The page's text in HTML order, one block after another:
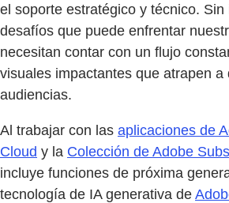
el soporte estratégico y técnico. Sin
desafíos que puede enfrentar
necesitan contar con un flujo
visuales impactantes que atrapen a
audiencias.
Al trabajar con las aplicaciones de
Cloud y la Colección de Adobe
incluye funciones de próxima
tecnología de IA generativa de